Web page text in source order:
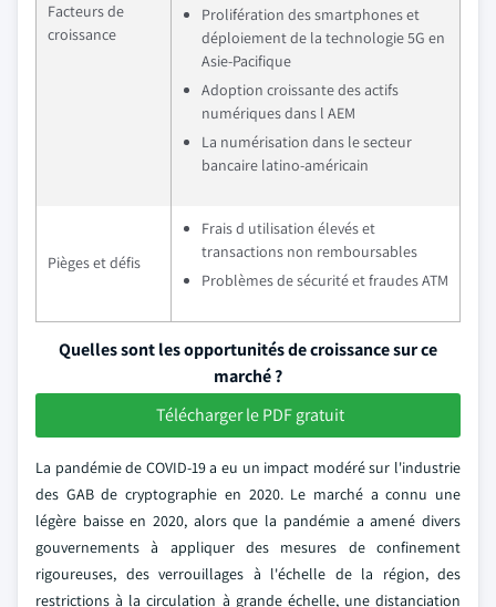
Facteurs de
croissance
Prolifération des smartphones et
déploiement de la technologie 5G en
Asie-Pacifique
Adoption croissante des actifs
numériques dans l AEM
La numérisation dans le secteur
bancaire latino-américain
Pièges et défis
Frais d utilisation élevés et
transactions non remboursables
Problèmes de sécurité et fraudes ATM
Quelles sont les opportunités de croissance sur ce
marché ?
Télécharger le PDF gratuit
La pandémie de COVID-19 a eu un impact modéré sur l'industrie
des GAB de cryptographie en 2020. Le marché a connu une
légère baisse en 2020, alors que la pandémie a amené divers
gouvernements à appliquer des mesures de confinement
rigoureuses, des verrouillages à l'échelle de la région, des
restrictions à la circulation à grande échelle, une distanciation